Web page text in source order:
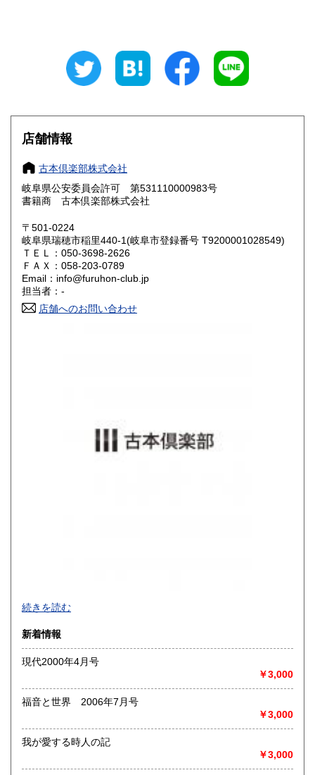
800円 三重県
大阪府
奈良県 800円
鳥取県 800円 島根県
岡山県
山口県 800円
香川県 800円
高知県 800円
1,200円
店舗情報
古本倶楽部株式会社
岐阜県公安委員会許可 第531110000983号
書籍商 古本倶楽部株式会社
〒501-0224
岐阜県瑞穂市稲里440-1(岐阜市登録番号 T9200001028549)
ＴＥＬ：050-3698-2626
ＦＡＸ：058-203-0789
Email：info@furuhon-club.jp
担当者：-
店舗へのお問い合わせ
買取品目一覧
術・アート・建築・書道・理工学・東洋医学・ビジネス書・
武道・山岳・オカルト・幻想文学・サブカルチャー・70年
代、80年代アイドル・アニメ・漫画・雑誌・アダルト・マニ
◎メディア商品【ジャズ・ロック・クラシック・映画・アニ
メ・ゲーム・声優・アイドル・ビジネス・アダルト・車・バ
EP、カセット、ポスター、おもちゃ、グッズ、パンフレット
などマニアックなものを中心に高価買取
続きを読む
新着情報
現代2000年4月号
￥3,000
福音と世界 2006年7月号
￥3,000
我が愛する時人の記
￥3,000